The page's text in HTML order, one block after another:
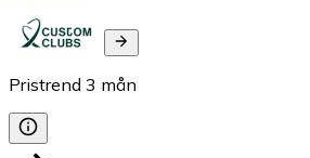
Pristrend 3 mån